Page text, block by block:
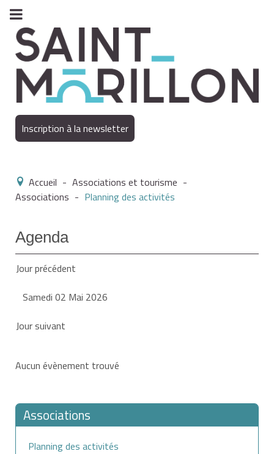
Inscription à la newsletter
Accueil - Associations et tourisme -
Associations - Planning des activités
Agenda
Jour précédent
Samedi 02 Mai 2026
Jour suivant
Aucun évènement trouvé
Associations
Planning des activités